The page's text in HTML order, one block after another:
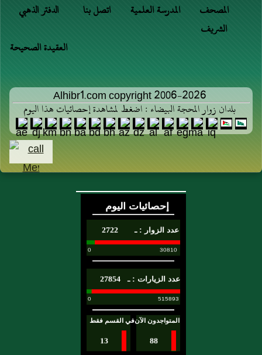
الدفتر الذهبي اتصل بنا المدرسة العلمية
المصحف
الشريف
العقيدة الصحيحة
Alhibr1.com copyright 2006-2026
بلدان زوار المحجة البيضاء : اضغط لمشاهدة إحصائيات هذا اليوم